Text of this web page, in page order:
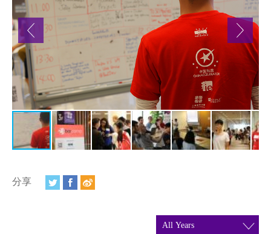
聚焦
媒体视点
视频
相册
新闻简报
上海纽约大学汇刊
分享